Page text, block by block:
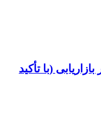
(با تأکید